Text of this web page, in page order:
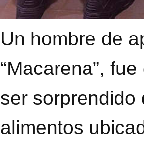
Un hombre de
“Macarena”,
ser sorprendido
alimentos